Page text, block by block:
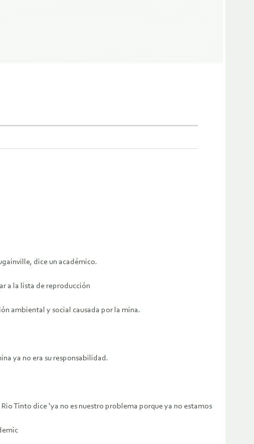
dice un académico.
a la lista de reproducción
ambiental y social causada por la mina.
ya no era su responsabilidad.
Tinto dice ‘ya no es nuestro problema porque ya no estamos